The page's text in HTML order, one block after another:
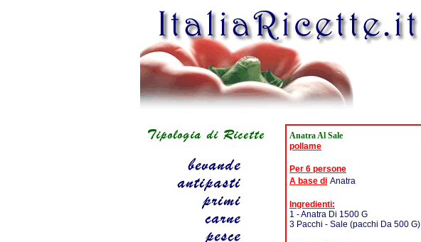
Anatra Al Sale
pollame
Per 6 persone
A base di Anatra
Ingredienti:
1 - Anatra Di 1500 G
3 Pacchi - Sale (pacchi Da 500 G)